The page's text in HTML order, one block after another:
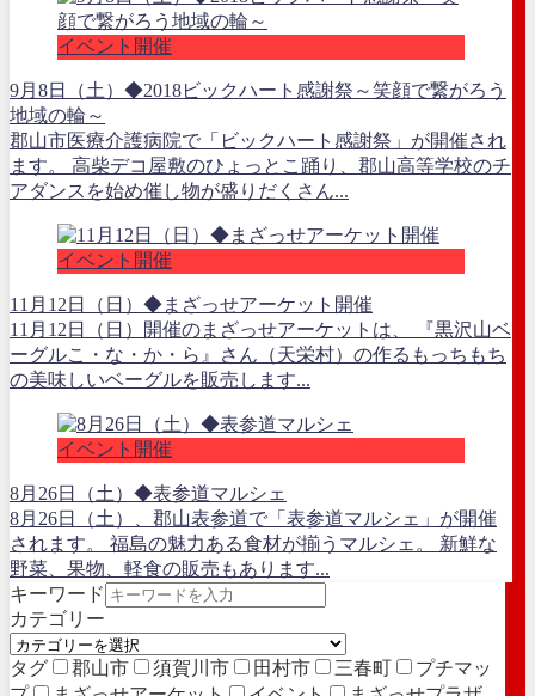
イベント開催
9月8日（土）◆2018ビックハート感謝祭～笑顔で繋がろう
地域の輪～
郡山市医療介護病院で「ビックハート感謝祭」が開催され
ます。 高柴デコ屋敷のひょっとこ踊り、郡山高等学校のチ
アダンスを始め催し物が盛りだくさん...
イベント開催
11月12日（日）◆まざっせアーケット開催
11月12日（日）開催のまざっせアーケットは、 『黒沢山ベ
ーグルこ・な・か・ら』さん（天栄村）の作るもっちもち
の美味しいベーグルを販売します...
イベント開催
8月26日（土）◆表参道マルシェ
8月26日（土）、郡山表参道で「表参道マルシェ」が開催
されます。 福島の魅力ある食材が揃うマルシェ。 新鮮な
野菜、果物、軽食の販売もあります...
キーワード
カテゴリー
タグ 郡山市 須賀川市 田村市 三春町
プチマッ